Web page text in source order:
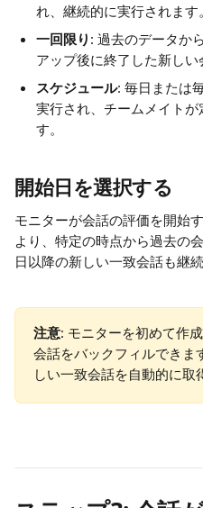
れ、継続的に実行されます。
一回限り : 過去のデータか
アップ後に終了した新しい
スケジュール: 毎日または
実行され、チームメイト
す。
開始日を選択する
モニターが会話の評価を開始
より、特定の時点から過去の
日以降の新しい一致会話も継
注意: モニターを初めて作
会話をバックフィルできま
しい一致会話を自動的に取